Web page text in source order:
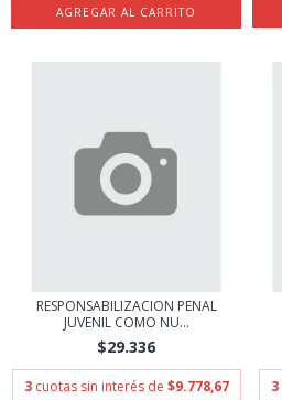
RESPONSABILIZACION PENAL
JUVENIL COMO NU...
$29.336
3 cuotas sin interés de $9.778,67 3